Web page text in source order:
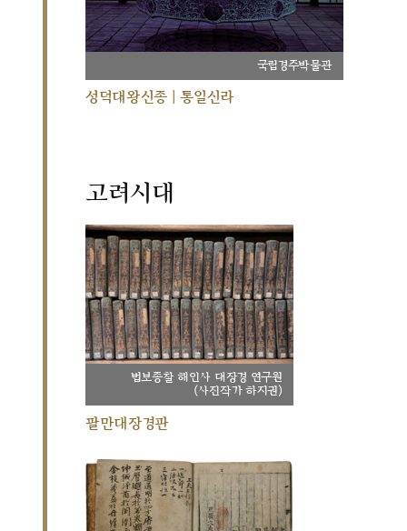
국립경주박물관
성덕대왕신종 | 통일신라
고려시대
법보종찰 해인사 대장경 연구원
(사진작가 하지권)
팔만대장경판